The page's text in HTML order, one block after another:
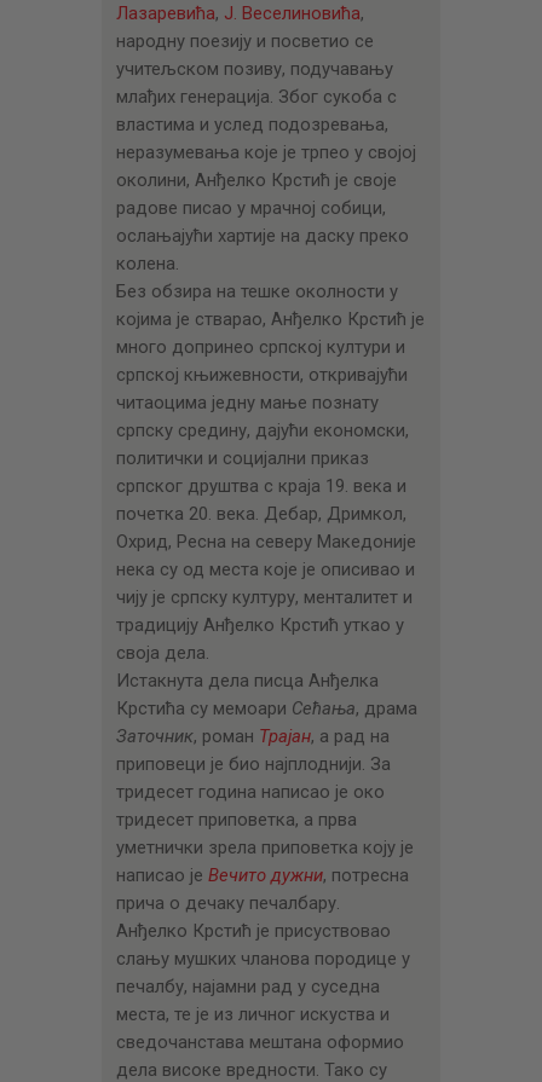
Лазаревића, Ј. Веселиновића,
народну поезију и посветио се
учитељском позиву, подучавању
млађих генерација. Због сукоба с
властима и услед подозревања,
неразумевања које је трпео у својој
околини, Анђелко Крстић је своје
радове писао у мрачној собици,
ослањајући хартије на даску преко
колена.
Без обзира на тешке околности у
којима је стварао, Анђелко Крстић је
много допринео српској култури и
српској књижевности, откривајући
читаоцима једну мање познату
српску средину, дајући економски,
политички и социјални приказ
српског друштва с краја 19. века и
почетка 20. века. Дебар, Дримкол,
Охрид, Ресна на северу Македоније
нека су од места које је описивао и
чију је српску културу, менталитет и
традицију Анђелко Крстић уткао у
своја дела.
Истакнута дела писца Анђелка
Крстића су мемоари Сећања, драма
Заточник, роман Трајан, а рад на
приповеци је био најплоднији. За
тридесет година написао је око
тридесет приповетка, а прва
уметнички зрела приповетка коју је
написао је Вечито дужни, потресна
прича о дечаку печалбару.
Анђелко Крстић је присуствовао
слању мушких чланова породице у
печалбу, најамни рад у суседна
места, те је из личног искуства и
сведочанстава мештана оформио
дела високе вредности. Тако су